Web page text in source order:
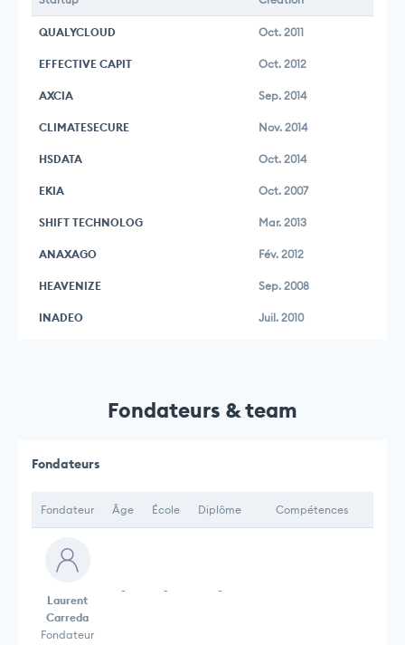
QUALYCLOUD Oct. 2011
EFFECTIVE CAPIT Oct. 2012
AXCIA Sep. 2014
CLIMATESECURE Nov. 2014
HSDATA Oct. 2014
EKIA Oct. 2007
SHIFT TECHNOLOG Mar. 2013
ANAXAGO Fév. 2012
HEAVENIZE Sep. 2008
INADEO Juil. 2010
Fondateurs & team
Fondateurs
Fondateur Âge École Diplôme Compétences
Laurent
Carreda
Fondateur
- - -